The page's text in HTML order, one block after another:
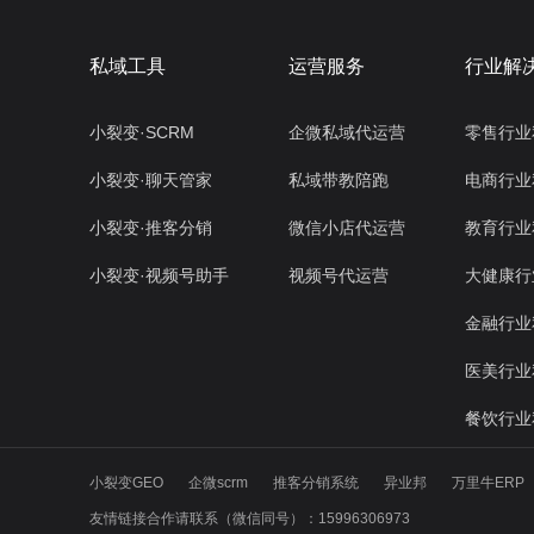
私域工具
小裂变·SCRM
小裂变·聊天管家
小裂变·推客分销
小裂变·视频号助手
运营服务
企微私域代运营
私域带教陪跑
微信小店代运营
视频号代运营
行业解
零售行
电商行
教育行
大健康
金融行
医美行
餐饮行
小裂变GEO 企微scrm 推客分销系统 异业邦 万里牛ERP
友情链接合作请联系（微信同号）：15996306973